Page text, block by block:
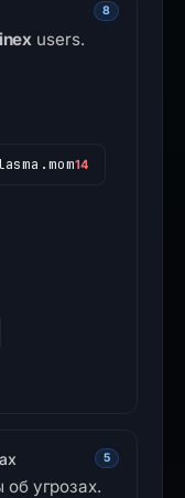
8
users.
14
5
угрозах.